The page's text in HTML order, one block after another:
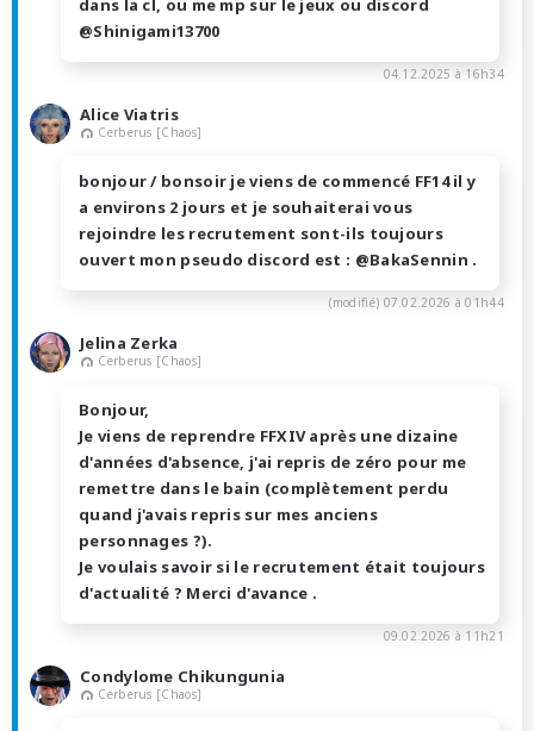
dans la cl, ou me mp sur le jeux ou discord
@Shinigami13700
04.12.2025 à 16h34
Alice Viatris
Cerberus [Chaos]
bonjour / bonsoir je viens de commencé FF14 il y
a environs 2 jours et je souhaiterai vous
rejoindre les recrutement sont-ils toujours
ouvert mon pseudo discord est : @BakaSennin .
(modifié) 07.02.2026 à 01h44
Jelina Zerka
Cerberus [Chaos]
Bonjour,
Je viens de reprendre FFXIV après une dizaine
d'années d'absence, j'ai repris de zéro pour me
remettre dans le bain (complètement perdu
quand j'avais repris sur mes anciens
personnages ?).
Je voulais savoir si le recrutement était toujours
d'actualité ? Merci d'avance .
09.02.2026 à 11h21
Condylome Chikungunia
Cerberus [Chaos]